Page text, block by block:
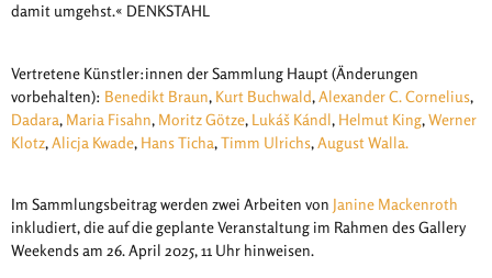
damit umgehst.« DENKSTAHL
Vertretene Künstler:innen der Sammlung Haupt (Änderungen
vorbehalten): Benedikt Braun, Kurt Buchwald,Alexander C. Cornelius,
Dadara, Maria Fisahn, Moritz Götze, Lukáš Kándl, Helmut King,Werner
Klotz,Alicja Kwade, Hans Ticha,Timm Ulrichs,August Walla.
Im Sammlungsbeitrag werden zwei Arbeiten von Janine Mackenroth
inkludiert, die auf die geplante Veranstaltung im Rahmen des Gallery
Weekends am 26. April 2025, 11 Uhr hinweisen.